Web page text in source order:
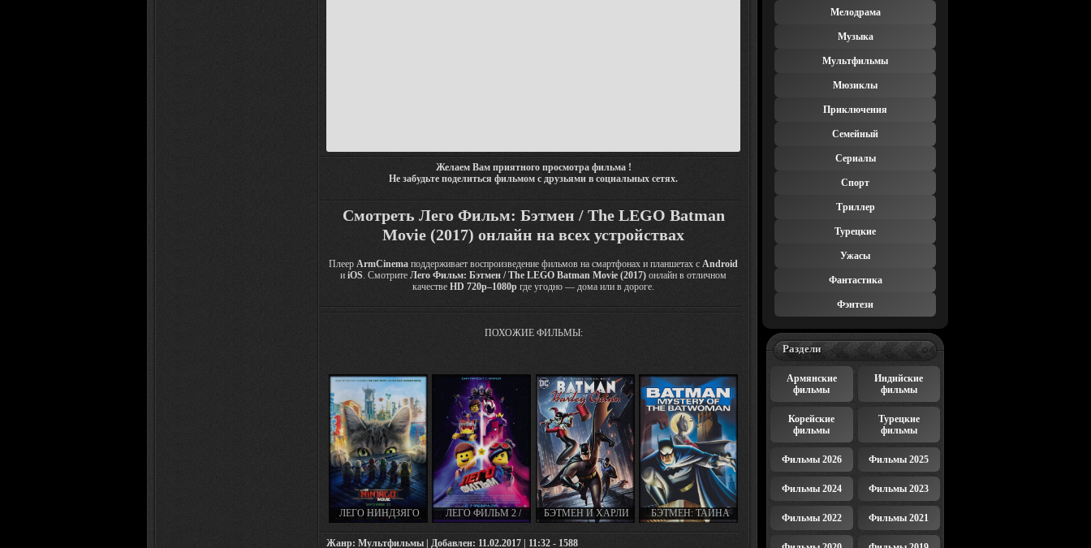
Желаем Вам приятного просмотра фильма !
Не забудьте поделиться фильмом с друзьями в социальных сетях.
Смотреть Лего Фильм: Бэтмен / The LEGO Batman
Movie (2017) онлайн на всех устройствах
Плеер ArmCinema поддерживает воспроизведение фильмов на смартфонах и планшетах с Android
и iOS. Смотрите Лего Фильм: Бэтмен / The LEGO Batman Movie (2017) онлайн в отличном
качестве HD 720p–1080p где угодно — дома или в дороге.
ПОХОЖИЕ ФИЛЬМЫ:
ЛЕГО НИНДЗЯГО
ФИЛЬМ / THE LEGO
NINJAGO MOVIE
ЛЕГО ФИЛЬМ 2 /
THE LEGO MOVIE 2:
THE SECOND PART
БЭТМЕН И ХАРЛИ
КВИНН / BATMAN
AND HARLEY QUINN
БЭТМЕН: ТАЙНА
БЭТВУМЕН /
BATMAN: MYSTERY
Жанр: Мультфильмы | Добавлен: 11.02.2017 | 11:32 - 1588
Мелодрама
Музыка
Мультфильмы
Мюзиклы
Приключения
Семейный
Сериалы
Спорт
Триллер
Турецкие
Ужасы
Фантастика
Фэнтези
Раздели
Армянские
фильмы
Индийские
фильмы
Корейские
фильмы
Турецкие
фильмы
Фильмы 2026 Фильмы 2025
Фильмы 2024 Фильмы 2023
Фильмы 2022 Фильмы 2021